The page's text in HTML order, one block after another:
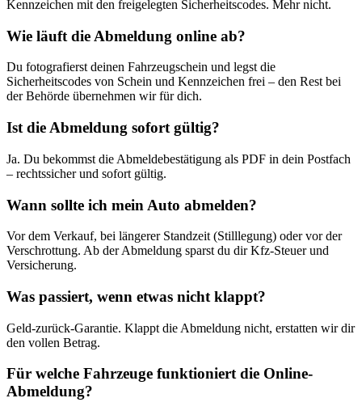
Kennzeichen mit den freigelegten Sicherheitscodes. Mehr nicht.
Wie läuft die Abmeldung online ab?
Du fotografierst deinen Fahrzeugschein und legst die
Sicherheitscodes von Schein und Kennzeichen frei – den Rest bei
der Behörde übernehmen wir für dich.
Ist die Abmeldung sofort gültig?
Ja. Du bekommst die Abmeldebestätigung als PDF in dein Postfach
– rechtssicher und sofort gültig.
Wann sollte ich mein Auto abmelden?
Vor dem Verkauf, bei längerer Standzeit (Stilllegung) oder vor der
Verschrottung. Ab der Abmeldung sparst du dir Kfz-Steuer und
Versicherung.
Was passiert, wenn etwas nicht klappt?
Geld-zurück-Garantie. Klappt die Abmeldung nicht, erstatten wir dir
den vollen Betrag.
Für welche Fahrzeuge funktioniert die Online-
Abmeldung?